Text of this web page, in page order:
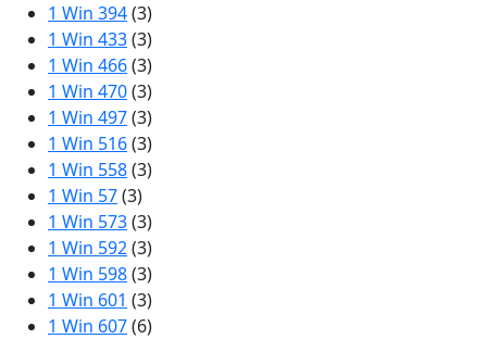
1 Win 394(3)
1 Win 433(3)
1 Win 466(3)
1 Win 470(3)
1 Win 497(3)
1 Win 516(3)
1 Win 558(3)
1 Win 57(3)
1 Win 573(3)
1 Win 592(3)
1 Win 598(3)
1 Win 601 (3)
1 Win 607(6)